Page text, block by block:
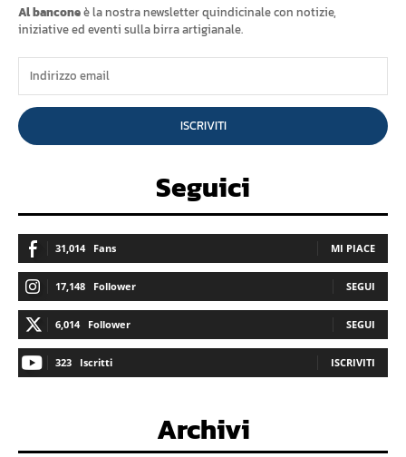
Al banconeè la nostra newsletter quindicinale con notizie,
iniziative ed eventi sulla birra artigianale.
ISCRIVITI
Seguici
31,014 Fans MI PIACE
17,148 Follower SEGUI
6,014 Follower SEGUI
323 Iscritti ISCRIVITI
Archivi